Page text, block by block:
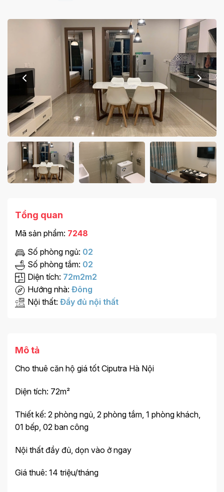
Tổng quan
Mã sản phẩm: 7248
Số phòng ngủ: 02
Số phòng tắm: 02
Diện tích: 72m2m2
Hướng nhà: Đông
Nội thất: Đầy đủ nội thất
Mô tả
Cho thuê căn hộ giá tốt Ciputra Hà Nội
Diện tích: 72m²
Thiết kế: 2 phòng ngủ, 2 phòng tắm, 1 phòng khách,
01 bếp, 02 ban công
Nội thất đầy đủ, dọn vào ở ngay
Giá thuê: 14 triệu/tháng